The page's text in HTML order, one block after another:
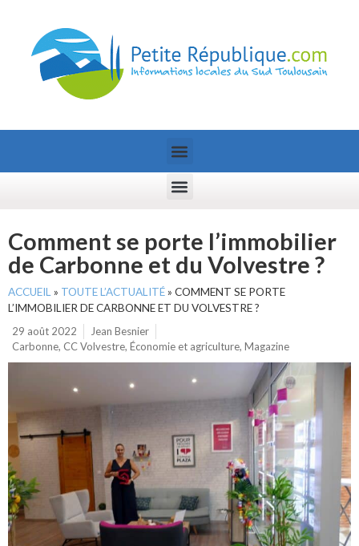
Comment se porte l’immobilier
de Carbonne et du Volvestre ?
ACCUEIL » TOUTE L’ACTUALITÉ» COMMENT SE PORTE
L’IMMOBILIER DE CARBONNE ET DU VOLVESTRE ?
29 août 2022
Jean Besnier
Carbonne, CC Volvestre, Économie et agriculture, Magazine